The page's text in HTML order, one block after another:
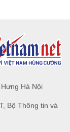
Hà Nội
Bộ Thông tin và